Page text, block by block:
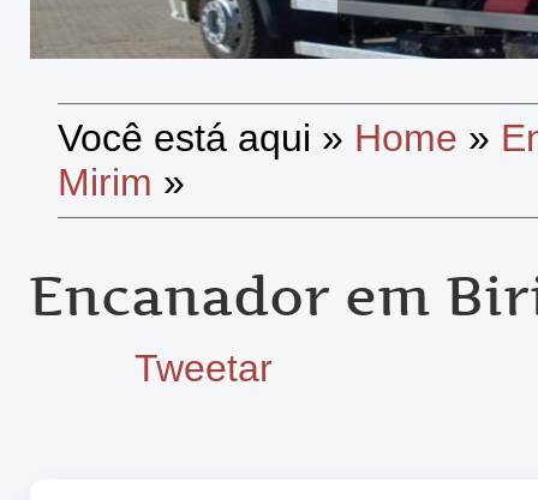
Você está aqui » Home »
Mirim »
Encanador em
Tweetar